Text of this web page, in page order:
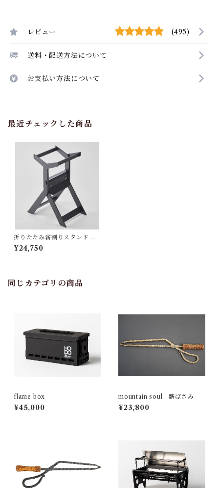
レビュー (495)
送料・配送方法について
お支払い方法について
最近チェックした商品
折りたたみ薪割りスタンド KO
BIKI
¥24,750
同じカテゴリの商品
flame box
¥45,000
mountain soul 薪ばさみ
¥23,800